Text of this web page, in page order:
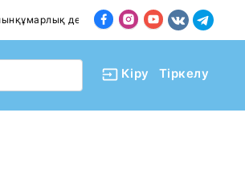
дендеп барады
Кіру Тіркелу